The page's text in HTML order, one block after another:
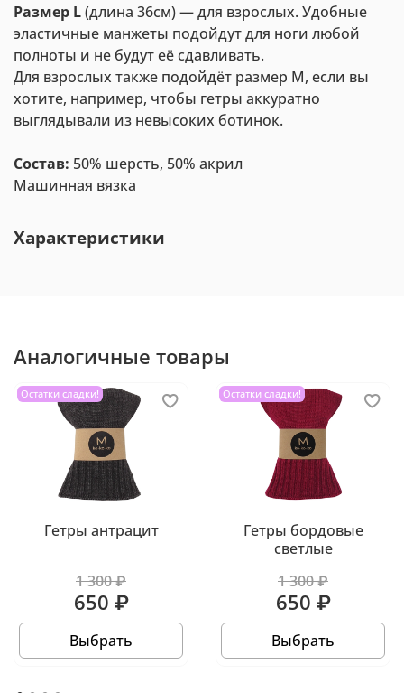
Размер L(длина 36см) — для взрослых. Удобные
эластичные манжеты подойдут для ноги любой
полноты и не будут её сдавливать.
Для взрослых также подойдёт размер М, если вы
хотите, например, чтобы гетры аккуратно
выглядывали из невысоких ботинок.
Состав: 50% шерсть, 50% акрил
Машинная вязка
Характеристики
Аналогичные товары
Остатки сладки!
Гетры антрацит
1 300 ₽
650 ₽
Выбрать
Остатки сладки!
Гетры бордовые
светлые
1 300 ₽
650 ₽
Выбрать